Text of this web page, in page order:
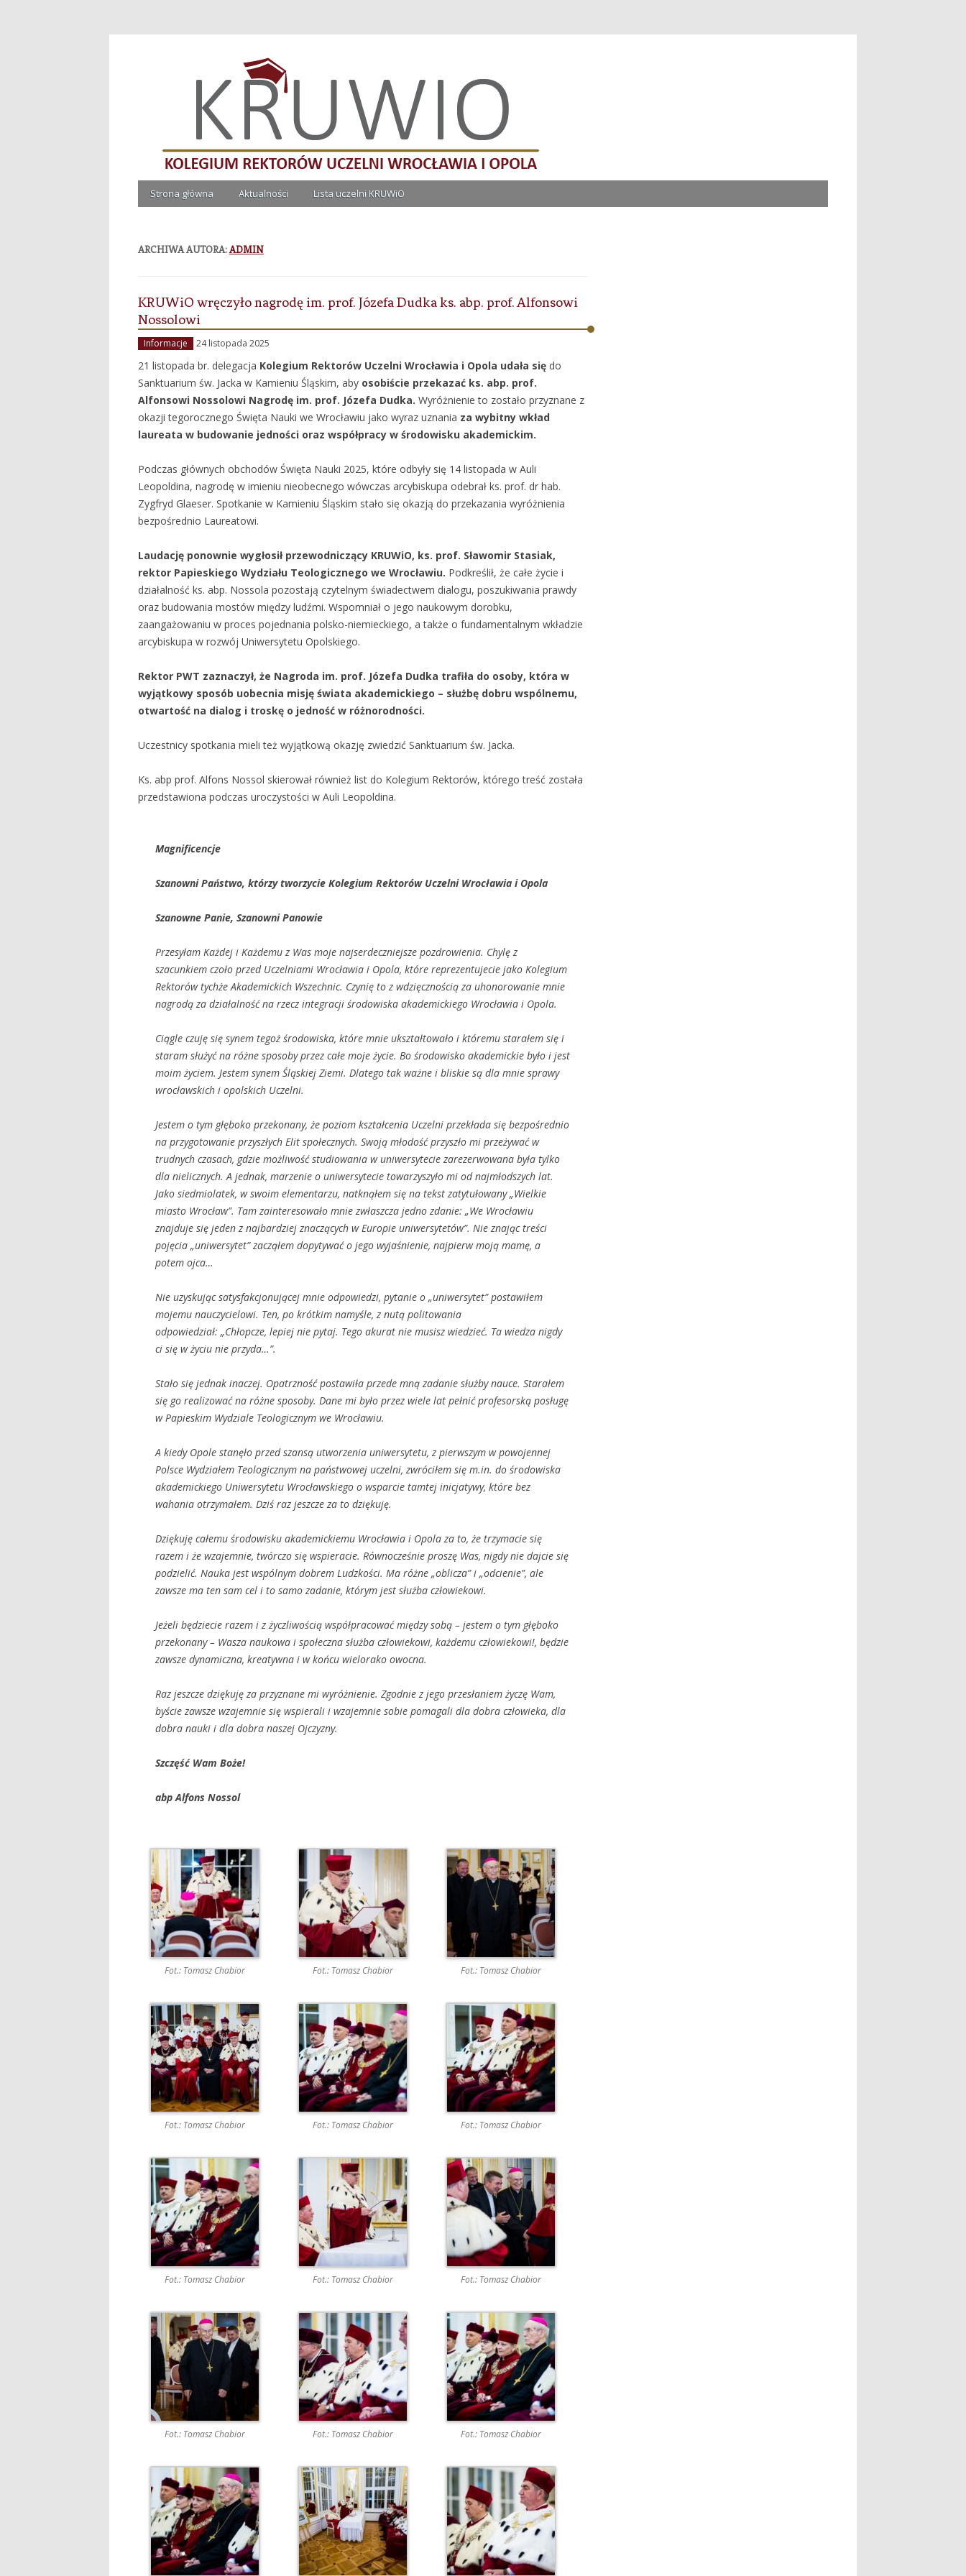
Kolegium Rektorów Uczelni Wrocławia i Opola
Przeskocz do treści
Strona główna Aktualności Lista uczelni KRUWiO
ARCHIWA AUTORA:ADMIN
KRUWiO wręczyło nagrodę im. prof. Józefa Dudka ks. abp. prof. Alfonsowi
Nossolowi
Informacje 24 listopada 2025
21 listopada br. delegacja Kolegium Rektorów Uczelni Wrocławia i Opola udała się do
Sanktuarium św. Jacka w Kamieniu Śląskim, aby osobiście przekazać ks. abp. prof.
Alfonsowi Nossolowi Nagrodę im. prof. Józefa Dudka. Wyróżnienie to zostało przyznane z
okazji tegorocznego Święta Nauki we Wrocławiu jako wyraz uznania za wybitny wkład
laureata w budowanie jedności oraz współpracy w środowisku akademickim.
Podczas głównych obchodów Święta Nauki 2025, które odbyły się 14 listopada w Auli
Leopoldina, nagrodę w imieniu nieobecnego wówczas arcybiskupa odebrał ks. prof. dr hab.
Zygfryd Glaeser. Spotkanie w Kamieniu Śląskim stało się okazją do przekazania wyróżnienia
bezpośrednio Laureatowi.
Laudację ponownie wygłosił przewodniczący KRUWiO, ks. prof. Sławomir Stasiak,
rektor Papieskiego Wydziału Teologicznego we Wrocławiu. Podkreślił, że całe życie i
działalność ks. abp. Nossola pozostają czytelnym świadectwem dialogu, poszukiwania prawdy
oraz budowania mostów między ludźmi. Wspomniał o jego naukowym dorobku,
zaangażowaniu w proces pojednania polsko-niemieckiego, a także o fundamentalnym wkładzie
arcybiskupa w rozwój Uniwersytetu Opolskiego.
Rektor PWT zaznaczył, że Nagroda im. prof. Józefa Dudka trafiła do osoby, która w
wyjątkowy sposób uobecnia misję świata akademickiego – służbę dobru wspólnemu,
otwartość na dialog i troskę o jedność w różnorodności.
Uczestnicy spotkania mieli też wyjątkową okazję zwiedzić Sanktuarium św. Jacka.
Ks. abp prof. Alfons Nossol skierował również list do Kolegium Rektorów, którego treść została
przedstawiona podczas uroczystości w Auli Leopoldina.
Magnificencje
Szanowni Państwo, którzy tworzycie Kolegium Rektorów Uczelni Wrocławia i Opola
Szanowne Panie, Szanowni Panowie
Przesyłam Każdej i Każdemu z Was moje najserdeczniejsze pozdrowienia. Chylę z
szacunkiem czoło przed Uczelniami Wrocławia i Opola, które reprezentujecie jako Kolegium
Rektorów tychże Akademickich Wszechnic. Czynię to z wdzięcznością za uhonorowanie mnie
nagrodą za działalność na rzecz integracji środowiska akademickiego Wrocławia i Opola.
Ciągle czuję się synem tegoż środowiska, które mnie ukształtowało i któremu starałem się i
staram służyć na różne sposoby przez całe moje życie. Bo środowisko akademickie było i jest
moim życiem. Jestem synem Śląskiej Ziemi. Dlatego tak ważne i bliskie są dla mnie sprawy
wrocławskich i opolskich Uczelni.
Jestem o tym głęboko przekonany, że poziom kształcenia Uczelni przekłada się bezpośrednio
na przygotowanie przyszłych Elit społecznych. Swoją młodość przyszło mi przeżywać w
trudnych czasach, gdzie możliwość studiowania w uniwersytecie zarezerwowana była tylko
dla nielicznych. A jednak, marzenie o uniwersytecie towarzyszyło mi od najmłodszych lat.
Jako siedmiolatek, w swoim elementarzu, natknąłem się na tekst zatytułowany„Wielkie
miasto Wrocław”. Tam zainteresowało mnie zwłaszcza jedno zdanie: „We Wrocławiu
znajduje się jeden z najbardziej znaczących w Europie uniwersytetów”. Nie znając treści
pojęcia „uniwersytet” zacząłem dopytywać o jego wyjaśnienie, najpierw moją mamę, a
potem ojca…
Nie uzyskując satysfakcjonującej mnie odpowiedzi, pytanie o „uniwersytet” postawiłem
mojemu nauczycielowi. Ten, po krótkim namyśle, z nutą politowania
odpowiedział: „Chłopcze, lepiej nie pytaj. Tego akurat nie musisz wiedzieć. Ta wiedza nigdy
ci się w życiu nie przyda…”.
Stało się jednak inaczej. Opatrzność postawiła przede mną zadanie służby nauce. Starałem
się go realizować na różne sposoby. Dane mi było przez wiele lat pełnić profesorską posługę
w Papieskim Wydziale Teologicznym we Wrocławiu.
A kiedy Opole stanęło przed szansą utworzenia uniwersytetu, z pierwszym w powojennej
Polsce Wydziałem Teologicznym na państwowej uczelni, zwróciłem się m.in. do środowiska
akademickiego Uniwersytetu Wrocławskiego o wsparcie tamtej inicjatywy, które bez
wahania otrzymałem. Dziś raz jeszcze za to dziękuję.
Dziękuję całemu środowisku akademickiemu Wrocławia i Opola za to, że trzymacie się
razem i że wzajemnie, twórczo się wspieracie. Równocześnie proszę Was, nigdy nie dajcie się
podzielić. Nauka jest wspólnym dobrem Ludzkości. Ma różne „oblicza” i „odcienie”, ale
zawsze ma ten sam cel i to samo zadanie, którym jest służba człowiekowi.
Jeżeli będziecie razem i z życzliwością współpracować między sobą – jestem o tym głęboko
przekonany– Wasza naukowa i społeczna służba człowiekowi, każdemu człowiekowi!, będzie
zawsze dynamiczna, kreatywna i w końcu wielorako owocna.
Raz jeszcze dziękuję za przyznane mi wyróżnienie. Zgodnie z jego przesłaniem życzę Wam,
byście zawsze wzajemnie się wspierali i wzajemnie sobie pomagali dla dobra człowieka, dla
dobra nauki i dla dobra naszej Ojczyzny.
Szczęść Wam Boże!
abp Alfons Nossol
Fot.: Tomasz Chabior Fot.: Tomasz Chabior Fot.: Tomasz Chabior
Fot.: Tomasz Chabior Fot.: Tomasz Chabior Fot.: Tomasz Chabior
Fot.: Tomasz Chabior Fot.: Tomasz Chabior Fot.: Tomasz Chabior
Fot.: Tomasz Chabior Fot.: Tomasz Chabior Fot.: Tomasz Chabior